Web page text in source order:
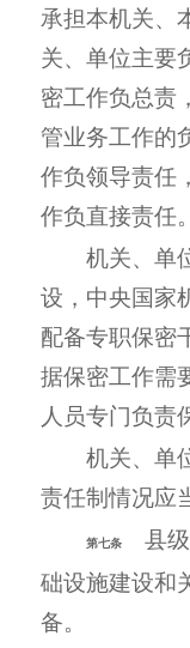
承担本机关、
关、单位主要
密工作负总责
管业务工作的
作负领导责任
作负直接责任。
机关、单
设，中央国家
配备专职保密
据保密工作需
人员专门负责
机关、单
责任制情况应
第七条
县级
础设施建设和
备。